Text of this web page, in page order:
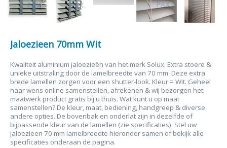
Jaloezieen 70mm Wit
Kwaliteit aluminium jaloezieën van het merk Solux. Extra stoere &
unieke uitstraling door de lamelbreedte van 70 mm. Deze extra
brede lamellen zorgen voor een shutter-look. Kleur = Wit. Geheel
naar wens online samenstellen, afrekenen & wij bezorgen het
maatwerk product gratis bij u thuis. Wat kunt u op maat
samenstellen? De kleur, maat, bediening, handgreep & diverse
andere opties. De bovenbak en onderlat zijn in dezelfde of
bijpassende kleur van de lamellen (zie specificaties). Stel uw
jaloezieen 70 mm lamelbreedte hieronder samen of bekijk alle
specificaties onderaan de pagina.